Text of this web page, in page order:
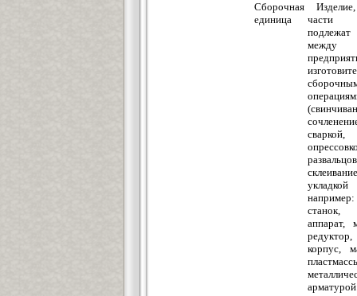
Сборочная
единица
части
подлежат
между
станок,
аппарат,
корпус,